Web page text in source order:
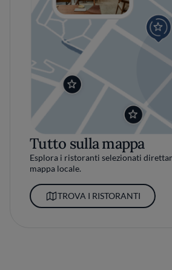
Tutto sulla mappa
Esplora i ristoranti selezionati
mappa locale.
TROVA I RISTORANTI